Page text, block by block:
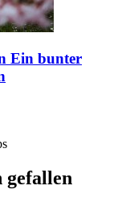
Ein bunter
gefallen